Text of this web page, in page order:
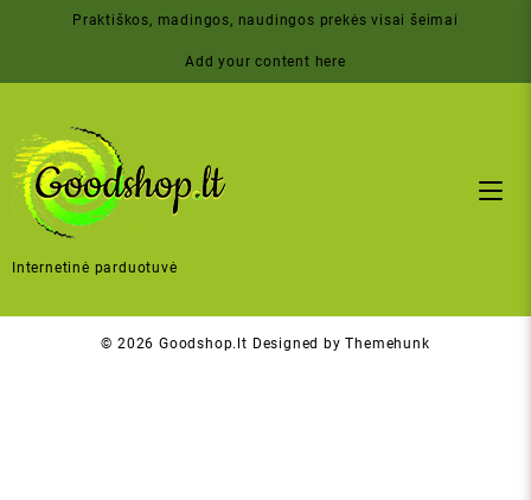
Praktiškos, madingos, naudingos prekės visai šeimai
Add your content here
Internetinė parduotuvė
© 2026Goodshop.lt Designed by Themehunk